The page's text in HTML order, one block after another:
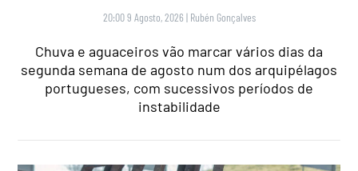
20:00 9 Agosto, 2026 | Rubén Gonçalves
Chuva e aguaceiros vão marcar vários dias da
segunda semana de agosto num dos arquipélagos
portugueses, com sucessivos períodos de
instabilidade